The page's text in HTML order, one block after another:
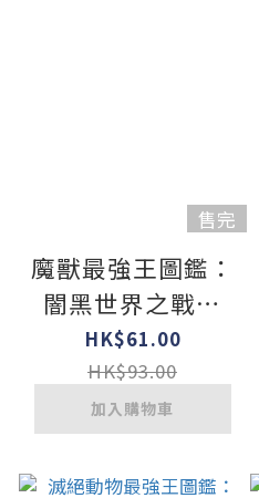
售完
魔獸最強王圖鑑：
闇黑世界之戰：
NO.1爭奪淘汰賽
HK$61.00
HK$93.00
加入購物車